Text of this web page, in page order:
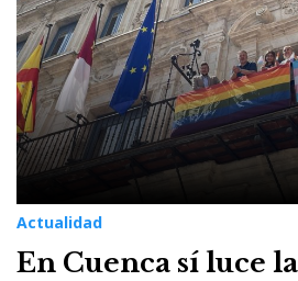
Actualidad
En Cuenca sí luce